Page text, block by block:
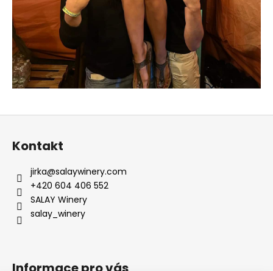
Kontakt
jirka@salaywinery.com
+420 604 406 552
SALAY Winery
salay_winery